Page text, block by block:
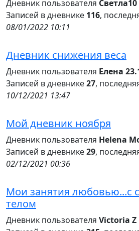
Дневник пользователя Светла10
Записей в дневнике 116,
08/01/2022 10:11
Дневник снижения веса
Дневник пользователя Елена
Записей в дневнике27,
10/12/2021 13:47
Мой дневник ноября
Дневник пользователя Helena
Записей в дневнике29,
02/12/2021 00:36
Мои занятия любовью...с
телом
Дневник пользователя Victoria Z